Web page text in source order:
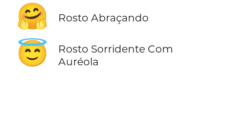
🤗 Rosto Abraçando
😇
Rosto Sorridente Com
Auréola